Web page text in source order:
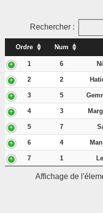
Rechercher :
Ordre Num
1 6
2 2
3 5
4 3
5 7
6 4
7 1
Affichage de